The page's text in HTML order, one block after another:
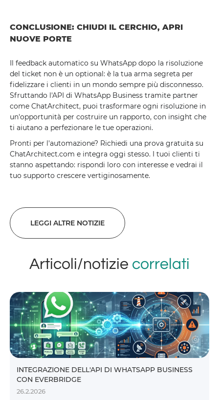
CONCLUSIONE: CHIUDI IL CERCHIO, APRI
NUOVE PORTE
Il feedback automatico su WhatsApp dopo la risoluzione
del ticket non è un optional: è la tua arma segreta per
fidelizzare i clienti in un mondo sempre più disconnesso.
Sfruttando l'API di WhatsApp Business tramite partner
come ChatArchitect, puoi trasformare ogni risoluzione in
un'opportunità per costruire un rapporto, con insight che
ti aiutano a perfezionare le tue operazioni.
Pronti per l'automazione? Richiedi una prova gratuita su
ChatArchitect.com e integra oggi stesso. I tuoi clienti ti
stanno aspettando: rispondi loro con interesse e vedrai il
tuo supporto crescere vertiginosamente.
LEGGI ALTRE NOTIZIE
Articoli/notizie correlati
INTEGRAZIONE DELL'API DI WHATSAPP BUSINESS
CON EVERBRIDGE
26.2.2026